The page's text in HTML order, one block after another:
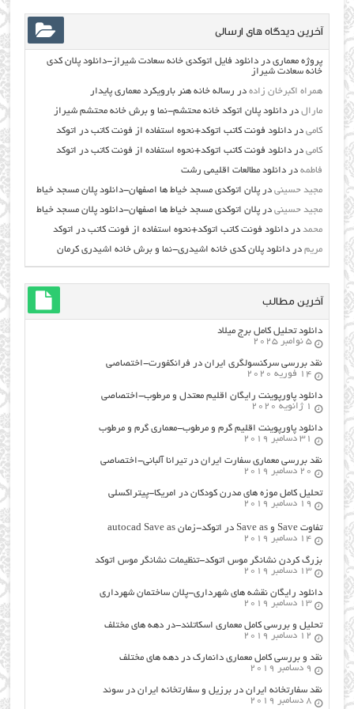
آخرین دیدگاه های ارسالی
پروژه معماری دردانلود فایل اتوکدی خانه سعادت شیراز-دانلود پلان کدی
خانه سعادت شیراز
همراه اکبرخان زاده در رساله خانه هنر بارویکرد معماری پایدار
مارال دردانلود پلان اتوکد خانه محتشم-نما و برش خانه محتشم شیراز
کامی دردانلود فونت کاتب اتوکد+نحوه استفاده از فونت کاتب در اتوکد
کامی دردانلود فونت کاتب اتوکد+نحوه استفاده از فونت کاتب در اتوکد
فاطمه دردانلود مطالعات اقليمي رشت
مجید حسینی درپلان اتوکدی مسجد خیاط ها اصفهان-دانلود پلان مسجد خیاط
مجید حسینی درپلان اتوکدی مسجد خیاط ها اصفهان-دانلود پلان مسجد خیاط
محمد دردانلود فونت کاتب اتوکد+نحوه استفاده از فونت کاتب در اتوکد
مریم دردانلود پلان کدی خانه اشیدری-نما و برش خانه اشیدری کرمان
آخرین مطالب
دانلود تحلیل کامل برج میلاد
5 نوامبر 2025
نقد بررسی سرکنسولگری ایران در فرانکفورت-اختصاصی
14 فوریه 2020
دانلود پاورپوینت رایگان اقلیم معتدل و مرطوب-اختصاصی
1 ژانویه 2020
دانلود پاورپوینت اقلیم گرم و مرطوب-معماری گرم و مرطوب
31 دسامبر 2019
نقد بررسی معماری سفارت ایران در تیرانا آلبانی-اختصاصی
20 دسامبر 2019
تحلیل کامل موزه های مدرن کودکان در امریکا-پیتراکسلی
19 دسامبر 2019
تفاوت Save و Save as در اتوکد-زمان autocad Save as
14 دسامبر 2019
بزرگ کردن نشانگر موس اتوکد-تنظیمات نشانگر موس اتوکد
13 دسامبر 2019
دانلود رایگان نقشه های شهرداری-پلان ساختمان شهرداری
13 دسامبر 2019
تحلیل و بررسی کامل معماری اسکاتلند-در دهه های مختلف
12 دسامبر 2019
نقد و بررسی کامل معماری دانمارک در دهه های مختلف
9 دسامبر 2019
نقد سفارتخانه ایران در برزیل و سفارتخانه ایران در سوئد
8 دسامبر 2019